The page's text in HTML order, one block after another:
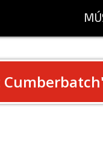
Cumberbatch